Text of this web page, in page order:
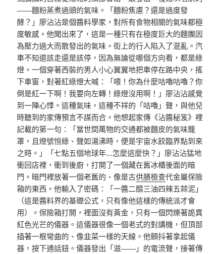
——麵粉蒸煮過頭的氣味。「麵粉焦慮？還是過度發
酵？」廖沾沾是個醬料學家，對所有食物相關的氣味都極
度敏感。他聞出來了，這是一種只有在極度巨大的麵團因
為壓力過大而散發出的氣味。街上的行人陷入了混亂。汽
車不知道該走還是該停，因為無論從哪個方向看，都是綠
燈。一個穿著西裝的男人小心翼翼地把車停在路中央，搖
下車窗，對著紅綠燈大喊：「喂！你為什麼咕嚕咕嚕？你
倒是紅一下啊！我要向左轉！綠燈沒用啊！」廖沾沾感覺
到一陣心悸。這種氣味，這種不祥的「咕嚕」聲，與他兒
時聽到的家傳預言不謀而合。他想起家傳《沾醬秘笈》裡
記載的第一句：「當世間萬物的交通都被麵皮的氣味籠
罩，且燈號恒綠、聲如湯沸時，便是宇宙水餃臨界點到來
之時。」「七點五個地球年…怎麼這麼快？」廖沾沾猛地
衝回店裡，衝到後廚，打開了一個藏在舊冰櫃後面的暗
門。暗門裡放著一個老舊的、像是古供膳檢查代金屬保險
箱的東西。他輸入了密碼：「一醬二醋三油四辣五蒜泥」
（這是醬料界的基礎公式，只有像他這樣的傳統派才會
用）。保險箱打開，裡面沒有黃金，只有一個閃爍著詭異
紅色光芒的儀器。這儀器很像一個老式的對講機，但頂部
插著一根彎曲的、像韭菜一樣的天線。他顫抖著拿起儀
器，按下通話鈕。儀器發出「滋——」的電流聲，接著傳